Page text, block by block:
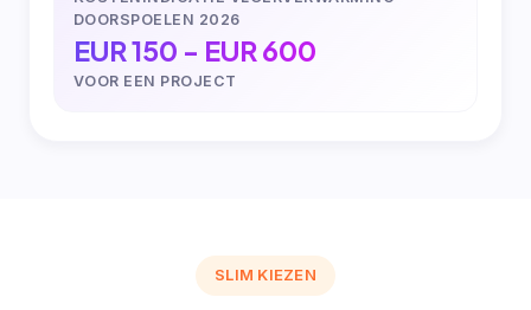
DOORSPOELEN 2026
EUR 150 - EUR 600
VOOR EEN PROJECT
SLIM KIEZEN